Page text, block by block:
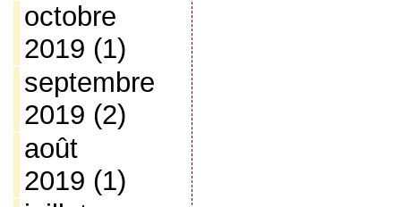
octobre
2019 (1)
septembre
2019 (2)
août
2019 (1)